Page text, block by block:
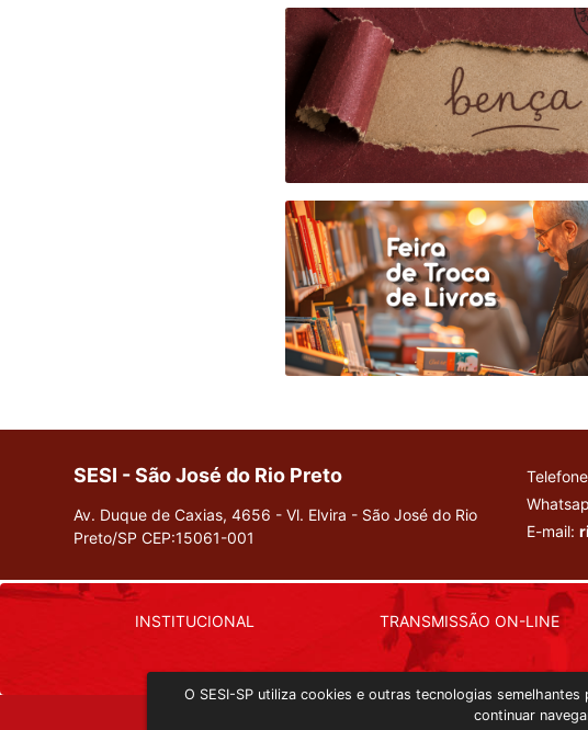
SESI - São José do Rio Preto
Av. Duque de Caxias, 4656 - Vl. Elvira - São José do Rio
Preto/SP CEP:15061-001
E-mail:
INSTITUCIONAL TRANSMISSÃO ON-LINE
O SESI-SP utiliza cookies e outras tecnologias
continuar